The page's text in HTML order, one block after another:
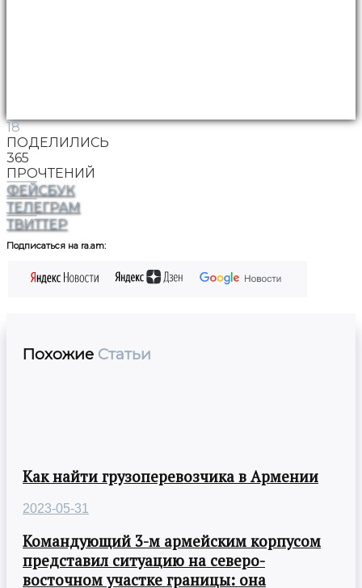
18
ПОДЕЛИЛИСЬ
365
ПРОЧТЕНИЙ
ФЕЙСБУК
ТЕЛЕГРАМ
ТВИТТЕР
Подписаться на ra.am:
Похожие Статьи
Как найти грузоперевозчика в Армении
2023-05-31
Командующий 3-м армейским корпусом
представил ситуацию на северо-
восточном участке границы: она